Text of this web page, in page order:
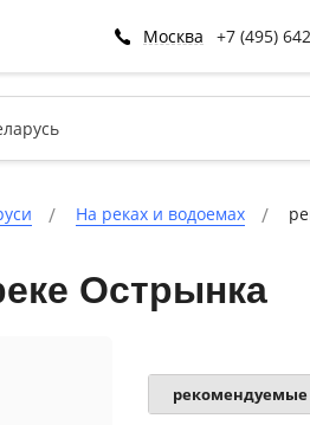
Москва +7 (495)
На реках и водоемах
Острынка
рекомендуемые